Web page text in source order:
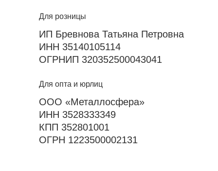
Для розницы
ИП Бревнова Татьяна Петровна
ИНН 35140105114
ОГРНИП 320352500043041
Для опта и юрлиц
ООО «Металлосфера»
ИНН 3528333349
КПП 352801001
ОГРН 1223500002131